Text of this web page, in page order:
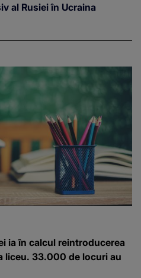
al Rusiei în Ucraina
ia în calcul reintroducerea
liceu. 33.000 de locuri au